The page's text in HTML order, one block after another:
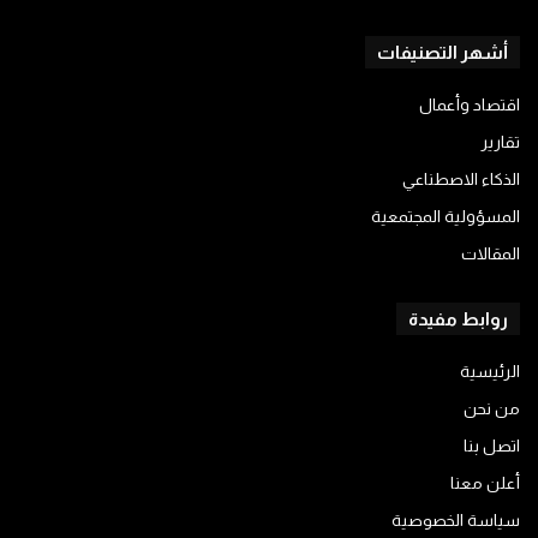
أشهر التصنيفات
اقتصاد وأعمال
تقارير
الذكاء الاصطناعي
المسؤولية المجتمعية
المقالات
روابط مفيدة
الرئيسية
من نحن
اتصل بنا
أعلن معنا
سياسة الخصوصية